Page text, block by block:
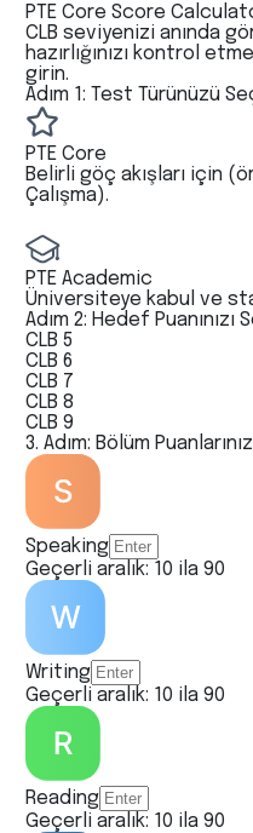
PTE Core Score
CLB seviyenizi anında
hazırlığınızı kontrol
girin.
Adım 1: Test Türünüzü
PTE Core
Belirli göç akışları için
Çalışma).
PTE Academic
Üniversiteye kabul ve
Adım 2: Hedef Puanınızı
CLB 5
CLB 6
CLB 7
CLB 8
CLB 9
3. Adım: Bölüm
Speaking
Geçerli aralık: 10 ila 90
Writing
Geçerli aralık: 10 ila 90
Reading
Geçerli aralık: 10 ila 90